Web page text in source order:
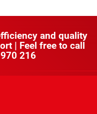
and quality
| Feel free to call
216